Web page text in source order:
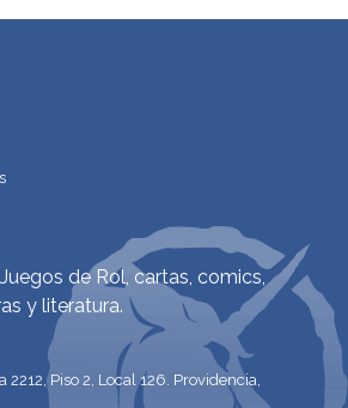
de Rol, cartas, comics,
y literatura.
Piso 2, Local 126. Providencia,